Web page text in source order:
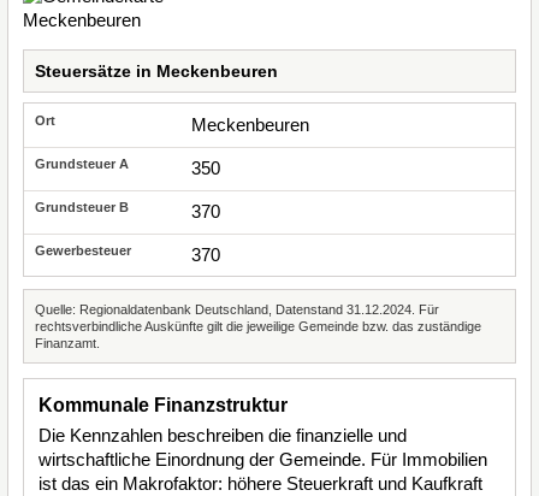
Steuersätze in Meckenbeuren
Meckenbeuren
350
370
370
Quelle: Regionaldatenbank Deutschland, Datenstand 31.12.2024. Für
rechtsverbindliche Auskünfte gilt die jeweilige Gemeinde bzw. das zuständige
Finanzamt.
Kommunale Finanzstruktur
Die Kennzahlen beschreiben die finanzielle und
wirtschaftliche Einordnung der Gemeinde. Für Immobilien
ist das ein Makrofaktor: höhere Steuerkraft und Kaufkraft